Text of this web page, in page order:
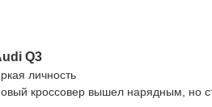
Q3
личность
кроссовер вышел нарядным, но